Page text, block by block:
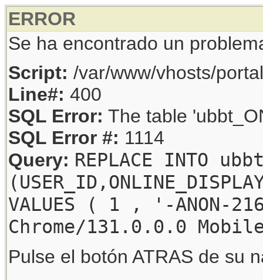
ERROR
Se ha encontrado un
Script: /var/www/vhosts/
Line#: 400
SQL Error: The table
SQL Error #: 1114
Query: REPLACE INTO
VALUES ( 1 , '-
Chrome/131.0.0.0
Pulse el botón ATRAS de su